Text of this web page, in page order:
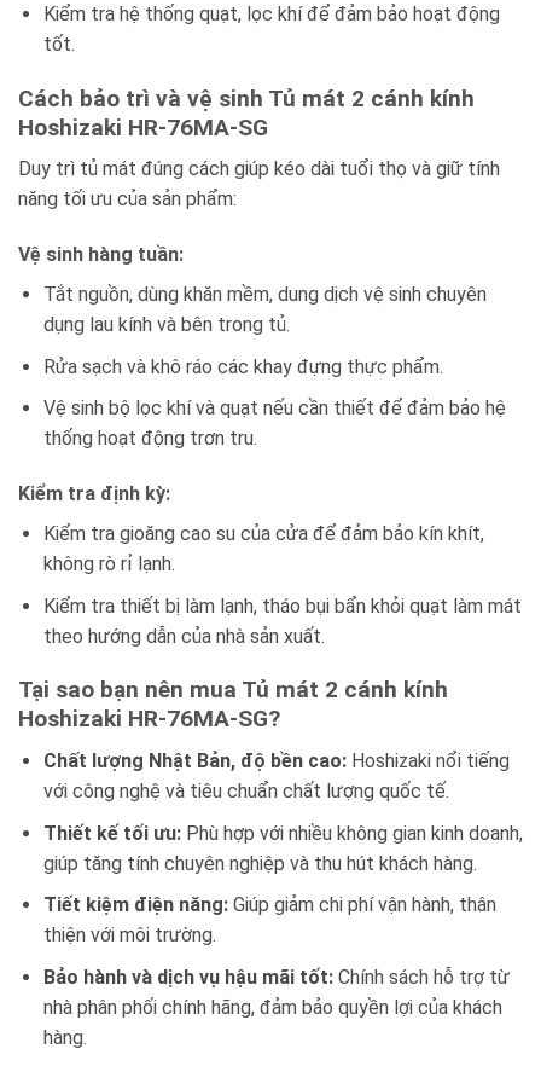
Kiểm tra hệ thống quạt, lọc khí để đảm bảo hoạt động
tốt.
Cách bảo trì và vệ sinh Tủ mát 2 cánh kính
Hoshizaki HR-76MA-SG
Duy trì tủ mát đúng cách giúp kéo dài tuổi thọ và giữ tính
năng tối ưu của sản phẩm:
Vệ sinh hàng tuần:
Tắt nguồn, dùng khăn mềm, dung dịch vệ sinh chuyên
dụng lau kính và bên trong tủ.
Rửa sạch và khô ráo các khay đựng thực phẩm.
Vệ sinh bộ lọc khí và quạt nếu cần thiết để đảm bảo hệ
thống hoạt động trơn tru.
Kiểm tra định kỳ:
Kiểm tra gioăng cao su của cửa để đảm bảo kín khít,
không rò rỉ lạnh.
Kiểm tra thiết bị làm lạnh, tháo bụi bẩn khỏi quạt làm mát
theo hướng dẫn của nhà sản xuất.
Tại sao bạn nên mua Tủ mát 2 cánh kính
Hoshizaki HR-76MA-SG?
Chất lượng Nhật Bản, độ bền cao:Hoshizaki nổi tiếng
với công nghệ và tiêu chuẩn chất lượng quốc tế.
Thiết kế tối ưu:Phù hợp với nhiều không gian kinh doanh,
giúp tăng tính chuyên nghiệp và thu hút khách hàng.
Tiết kiệm điện năng:Giúp giảm chi phí vận hành, thân
thiện với môi trường.
Bảo hành và dịch vụ hậu mãi tốt:Chính sách hỗ trợ từ
nhà phân phối chính hãng, đảm bảo quyền lợi của khách
hàng.